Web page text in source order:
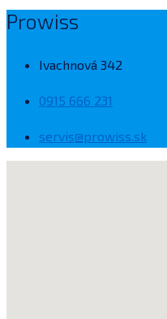
Prowiss
Ivachnová 342
0915 666 231
servis@prowiss.sk